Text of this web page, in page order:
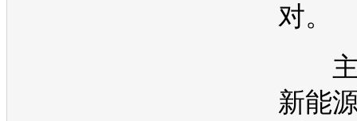
对。
主
新能